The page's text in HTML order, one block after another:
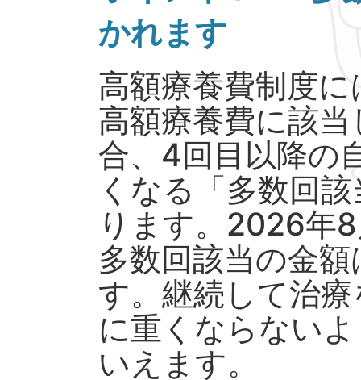
かれます
高額療養費制度
高額療養費に該
合、4回目以降の
くなる「多数回
ります。2026年
多数回該当の金
す。継続して治
に重くならない
いえます。